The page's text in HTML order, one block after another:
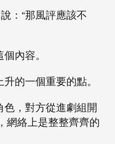
：“那風評應該不
內容。
的一個重要的點。
，對方從進劇組開
網絡上是整整齊齊的